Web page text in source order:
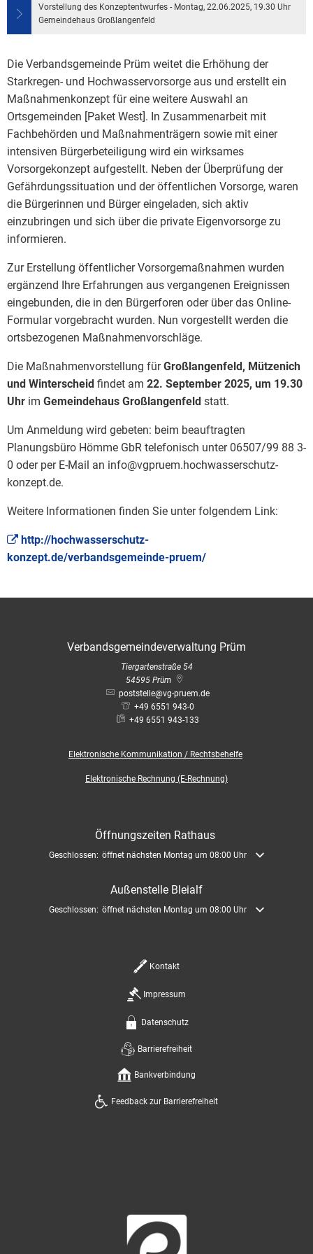
Bauleitplanung /
Senioren
Kommunaler
Schreibtisch in Prüm
Museum
Vorstellung des Konzeptentwurfes - Montag, 22.06.2025, 19.30 Uhr
Gemeindehaus Großlangenfeld
Die Verbandsgemeinde Prüm weitet die Erhöhung der
Starkregen- und Hochwasservorsorge aus und erstellt ein
Maßnahmenkonzept für eine weitere Auswahl an
Ortsgemeinden [Paket West]. In Zusammenarbeit mit
Fachbehörden und Maßnahmenträgern sowie mit einer
intensiven Bürgerbeteiligung wird ein wirksames
Vorsorgekonzept aufgestellt. Neben der Überprüfung der
Gefährdungssituation und der öffentlichen Vorsorge, waren
die Bürgerinnen und Bürger eingeladen, sich aktiv
einzubringen und sich über die private Eigenvorsorge zu
informieren.
Zur Erstellung öffentlicher Vorsorgemaßnahmen wurden
ergänzend Ihre Erfahrungen aus vergangenen Ereignissen
eingebunden, die in den Bürgerforen oder über das Online-
Formular vorgebracht wurden. Nun vorgestellt werden die
ortsbezogenen Maßnahmenvorschläge.
Die Maßnahmenvorstellung fürGroßlangenfeld, Mützenich
und Winterscheid findet am 22. September 2025, um 19.30
Uhr im Gemeindehaus Großlangenfeld statt.
Um Anmeldung wird gebeten: beim beauftragten
Planungsbüro Hömme GbR telefonisch unter 06507/99 88 3-
0 oder per E-Mail an info@vgpruem.hochwasserschutz-
konzept.de.
Weitere Informationen finden Sie unter folgendem Link:
http://hochwasserschutz-
konzept.de/verbandsgemeinde-pruem/
Verbandsgemeindeverwaltung Prüm
Tiergartenstraße 54
54595 Prüm
poststelle@vg-pruem.de
+49 6551 943-0
+49 6551 943-133
Elektronische Kommunikation / Rechtsbehelfe
Elektronische Rechnung (E-Rechnung)
Öffnungszeiten Rathaus
Klicken, um weitere Öffnungs- oder Schließzeiten auszublenden
Geschlossen: öffnet nächsten Montag um 08:00 Uhr
Außenstelle Bleialf
Klicken, um weitere Öffnungs- oder Schließzeiten auszublenden
Geschlossen: öffnet nächsten Montag um 08:00 Uhr
Kontakt
Impressum
Datenschutz
Barrierefreiheit
Bankverbindung
Feedback zur Barrierefreiheit